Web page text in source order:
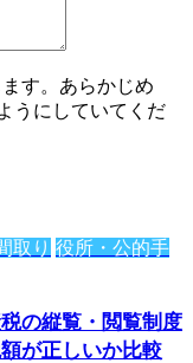
す。あらかじめ
うにしていてくだ
取り 役所・公的手
の縦覧・閲覧制度
が正しいか比較